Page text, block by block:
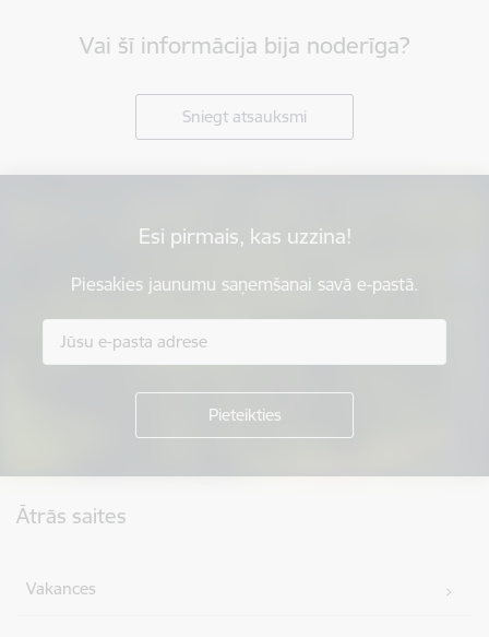
Vai šī informācija bija noderīga?
Sniegt atsauksmi
Esi pirmais, kas uzzina!
Piesakies jaunumu saņemšanai savā e-pastā.
Ātrās saites
Vakances